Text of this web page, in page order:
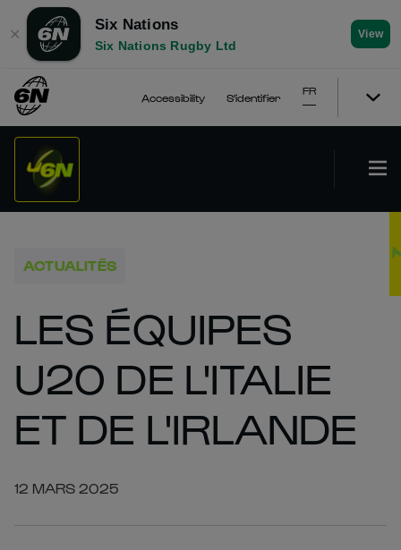
✕
Six Nations
Six Nations Rugby Ltd
View
Accessibility S'identifier
FR
ACTUALITÉS
LES ÉQUIPES
U20 DE L'ITALIE
ET DE L'IRLANDE
12 MARS 2025